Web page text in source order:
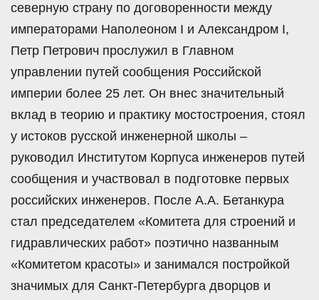
северную страну по договоренности между
императорами Наполеоном I и Александром I,
Петр Петрович прослужил в Главном
управлении путей сообщения Российской
империи более 25 лет. Он внес значительный
вклад в теорию и практику мостостроения, стоял
у истоков русской инженерной школы –
руководил Институтом Корпуса инженеров путей
сообщения и участвовал в подготовке первых
российских инженеров. После А.А. Бетанкура
стал председателем «Комитета для строений и
гидравлических работ» поэтично названным
«Комитетом красоты» и занимался постройкой
значимых для Санкт-Петербурга дворцов и